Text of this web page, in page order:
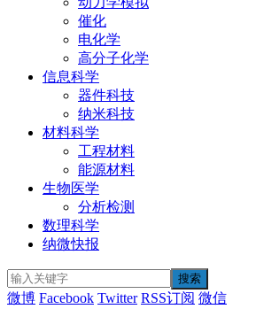
催化
电化学
高分子化学
信息科学
器件科技
纳米科技
材料科学
工程材料
能源材料
生物医学
分析检测
数理科学
纳微快报
微博 Facebook Twitter RSS订阅 微信